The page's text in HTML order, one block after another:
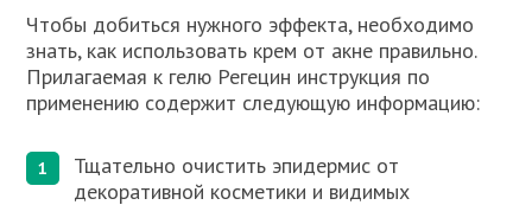
Чтобы добиться нужного эффекта, необходимо
знать, как использовать крем от акне правильно.
Прилагаемая к гелю Регецин инструкция по
применению содержит следующую информацию:
Тщательно очистить эпидермис от
декоративной косметики и видимых